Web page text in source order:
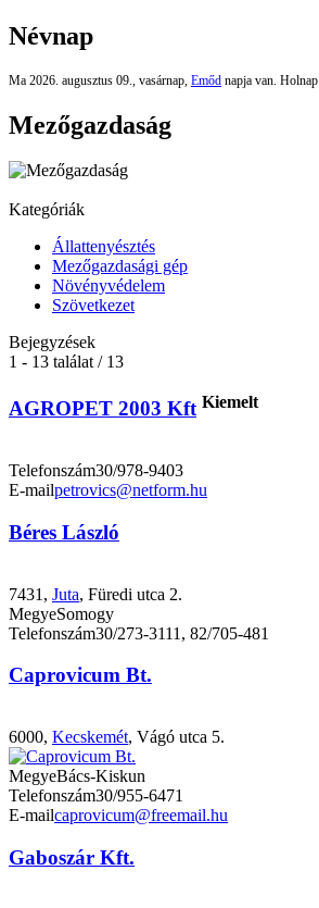
Névnap
Ma 2026. augusztus 09., vasárnap, Emőd napja van. Holnap
Mezőgazdaság
Kategóriák
Állattenyésztés
Mezőgazdasági gép
Növényvédelem
Szövetkezet
Bejegyzések
1 - 13 találat / 13
AGROPET 2003 Kft Kiemelt
Telefonszám30/978-9403
E-mailpetrovics@netform.hu
Béres László
7431, Juta, Füredi utca 2.
MegyeSomogy
Telefonszám30/273-3111, 82/705-481
Caprovicum Bt.
6000, Kecskemét, Vágó utca 5.
MegyeBács-Kiskun
Telefonszám30/955-6471
E-mailcaprovicum@freemail.hu
Gaboszár Kft.